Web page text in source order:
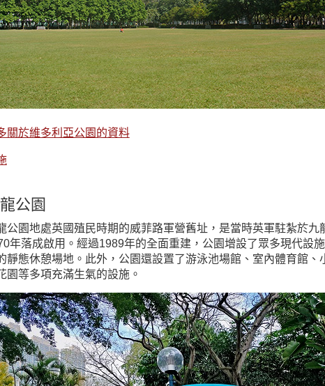
關於維多利亞公園的資料
公園
公園地處英國殖民時期的威菲路軍營舊址，是當時英軍駐紮於
年落成啟用。經過1989年的全面重建，公園增設了眾多現代設
靜態休憩場地。此外，公園還設置了游泳池場館、室內體育館
園等多項充滿生氣的設施。